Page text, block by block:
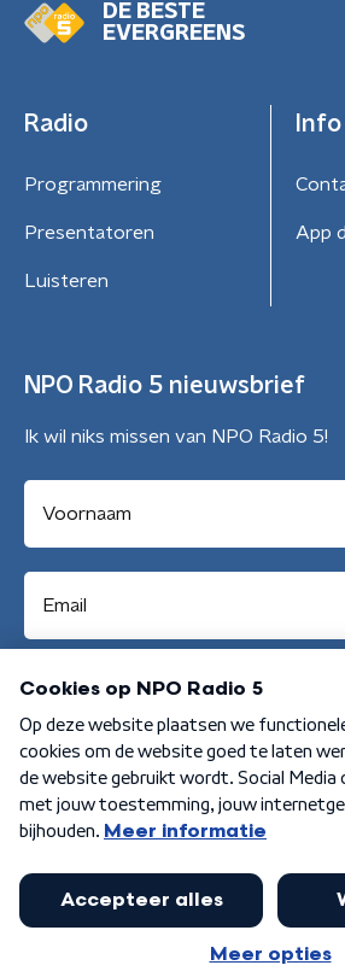
DE BESTE
EVERGREENS
Radio
Programmering
Presentatoren
Luisteren
Info
App
NPO Radio 5 nieuwsbrief
Ik wil niks missen van NPO Radio 5!
Aanmelden
Algemene voorwaarden Privacybeleid